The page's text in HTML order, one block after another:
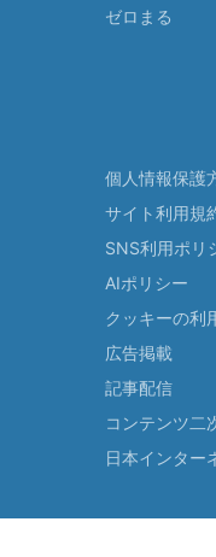
ゼロまる
個人情報保護
サイト利用規
SNS利用ポリ
AIポリシー
クッキーの利
広告掲載
記事配信
コンテンツ二
日本インター